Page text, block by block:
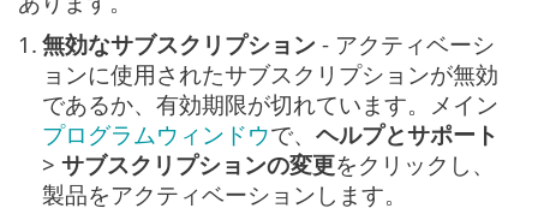
1. 無効なサブスクリプション - アクティベーシ
ョンに使用されたサブスクリプションが無効
であるか、有効期限が切れています。メイン
プログラムウィンドウで、 ヘルプとサポート
> サブスクリプションの変更をクリックし、
製品をアクティベーションします。